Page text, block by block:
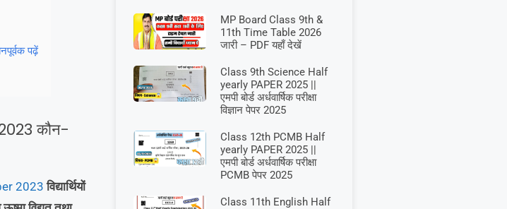
पढ़ें
कौन-
2023 विद्यार्थियों
MP Board Class 9th &
11th Time Table 2026
जारी – PDF यहाँ देखें
Class 9th Science Half
yearly PAPER 2025 ||
एमपी बोर्ड अर्धवार्षिक परीक्षा
विज्ञान पेपर 2025
Class 12th PCMB Half
yearly PAPER 2025 ||
एमपी बोर्ड अर्धवार्षिक परीक्षा
PCMB पेपर 2025
Class 11th English Half